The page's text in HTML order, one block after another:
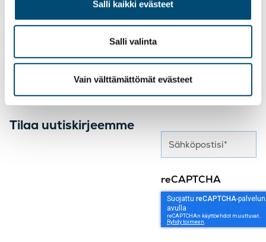
Salli kaikki evästeet
Salli valinta
Vain välttämättömät evästeet
Tilaa uutiskirjeemme
reCAPTCHA